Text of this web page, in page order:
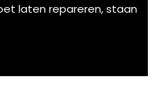
laten repareren, staan